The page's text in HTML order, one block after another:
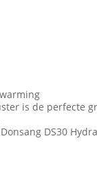
is de
DS30